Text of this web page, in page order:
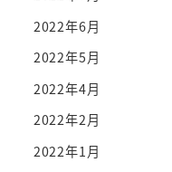
2022年6月
2022年5月
2022年4月
2022年2月
2022年1月